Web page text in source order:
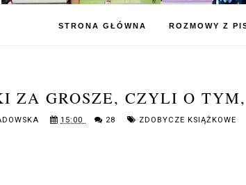
STRONA GŁÓWNA ROZMOWY Z
ZA GROSZE, CZYLI O
15:00 28 ZDOBYCZE KSIĄŻKOWE